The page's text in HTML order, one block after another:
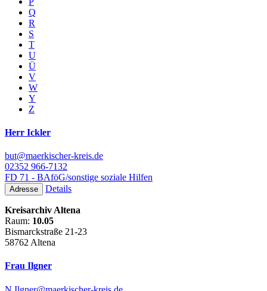
Q
R
S
T
U
Ü
V
W
Y
Z
Herr Ickler
but@maerkischer-kreis.de
02352 966-7132
FD 71 - BAföG/sonstige soziale Hilfen
Adresse Details
Kreisarchiv Altena
Raum: 10.05
Bismarckstraße 21-23
58762 Altena
Frau Ilgner